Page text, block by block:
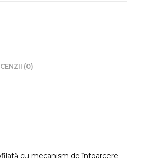
(0)
cu mecanism de întoarcere